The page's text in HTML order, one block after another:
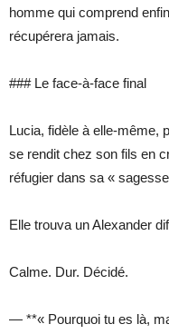
homme qui comprend
récupérera jamais.
### Le face-à-face final
Lucia, fidèle à elle-même,
se rendit chez son fils en
réfugier dans sa «
Elle trouva un Alexander
Calme. Dur. Décidé.
— **« Pourquoi tu es là,